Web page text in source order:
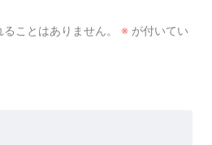
ことはありません。 ※ が付いてい